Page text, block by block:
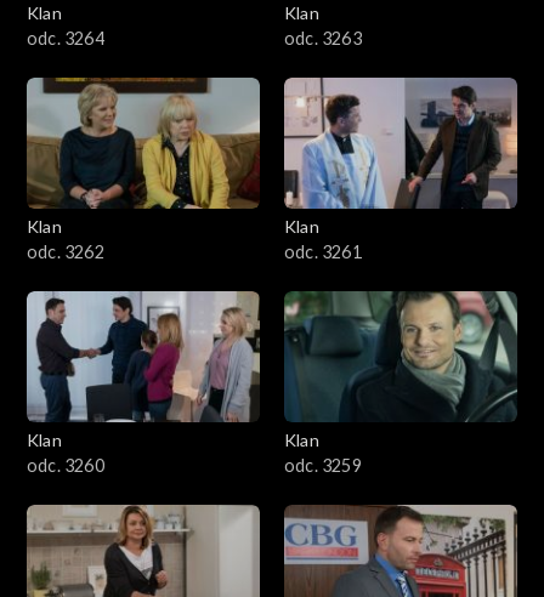
Klan
odc. 3264
Klan
odc. 3263
Klan
odc. 3262
Klan
odc. 3261
Klan
odc. 3260
Klan
odc. 3259